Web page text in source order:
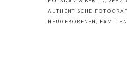
AUTHENTISCHE
NEUGEBORENEN,